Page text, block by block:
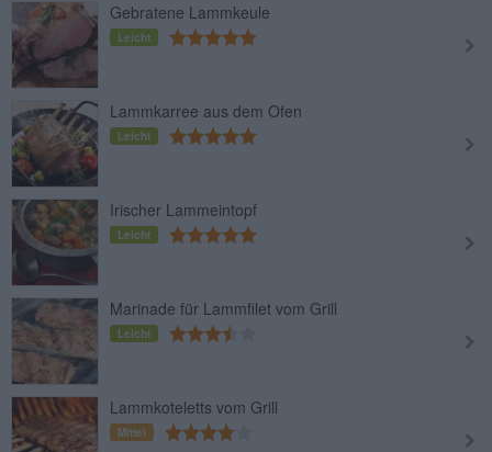
Gebratene Lammkeule
Leicht
Lammkarree aus dem Ofen
Leicht
Irischer Lammeintopf
Leicht
Marinade für Lammfilet vom Grill
Leicht
Lammkoteletts vom Grill
Mittel